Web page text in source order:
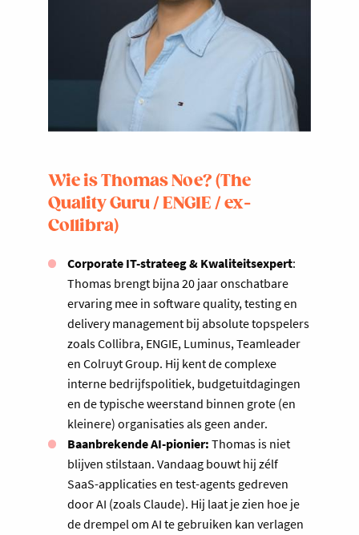
Wie is Thomas Noe? (The
Quality Guru / ENGIE / ex-
Collibra)
Corporate IT-strateeg & Kwaliteitsexpert:
Thomas brengt bijna 20 jaar onschatbare
ervaring mee in software quality, testing en
delivery management bij absolute topspelers
zoals Collibra, ENGIE, Luminus, Teamleader
en Colruyt Group. Hij kent de complexe
interne bedrijfspolitiek, budgetuitdagingen
en de typische weerstand binnen grote (en
kleinere) organisaties als geen ander.
Baanbrekende AI-pionier: Thomas is niet
blijven stilstaan. Vandaag bouwt hij zélf
SaaS-applicaties en test-agents gedreven
door AI (zoals Claude). Hij laat je zien hoe je
de drempel om AI te gebruiken kan verlagen